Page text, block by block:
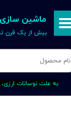
ماشین سازی
بیش از یک قرن
خروج از حساب
به علت نوسانات